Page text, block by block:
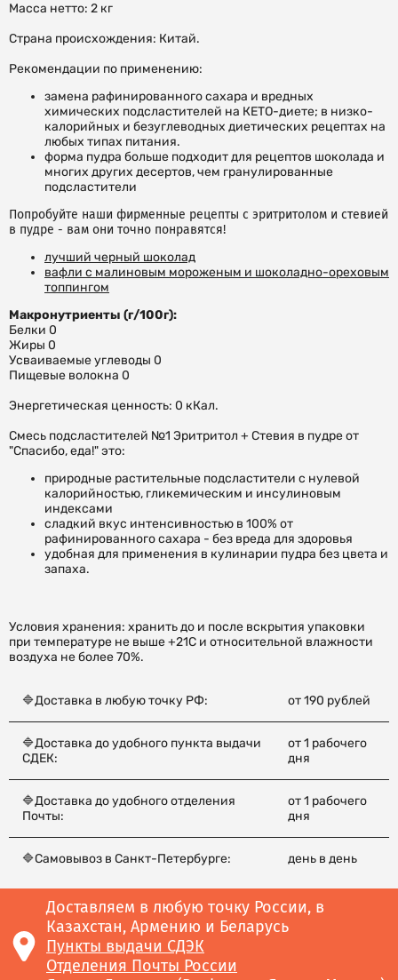
Масса нетто: 2 кг
Страна происхождения: Китай.
Рекомендации по применению:
замена рафинированного сахара и вредных
химических подсластителей на КЕТО-диете; в низко-
калорийных и безуглеводных диетических рецептах на
любых типах питания.
форма пудра больше подходит для рецептов шоколада и
многих других десертов, чем гранулированные
подсластители
Попробуйте наши фирменные рецепты с эритритолом и стевией
в пудре - вам они точно понравятся!
лучший черный шоколад
вафли с малиновым мороженым и шоколадно-ореховым
топпингом
Макронутриенты (г/100г):
Белки 0
Жиры 0
Усваиваемые углеводы 0
Пищевые волокна 0
Энергетическая ценность: 0 кКал.
Смесь подсластителей №1 Эритритол + Стевия в пудре от
"Спасибо, еда!" это:
природные растительные подсластители с нулевой
калорийностью, гликемическим и инсулиновым
индексами
сладкий вкус интенсивностью в 100% от
рафинированного сахара - без вреда для здоровья
удобная для применения в кулинарии пудра без цвета и
запаха.
Условия хранения: хранить до и после вскрытия упаковки
при температуре не выше +21С и относительной влажности
воздуха не более 70%.
🔷Доставка в любую точку РФ: от 190 рублей
🔷Доставка до удобного пункта выдачи
СДЕК:
от 1 рабочего
дня
🔷Доставка до удобного отделения
Почты:
от 1 рабочего
дня
🔷Самовывоз в Санкт-Петербурге: день в день
Доставляем в любую точку России, в
Казахстан, Армению и Беларусь
Пункты выдачи СДЭК
Отделения Почты России